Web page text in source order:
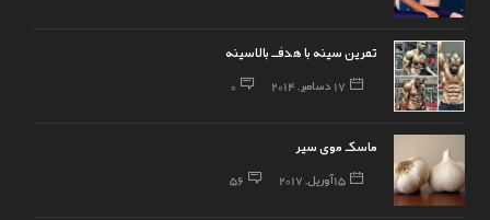
تمرین سینه با هدف بالاسینه
17 دسامبر, 2014 0
ماسک موی سیر
15 آوریل, 2017 56